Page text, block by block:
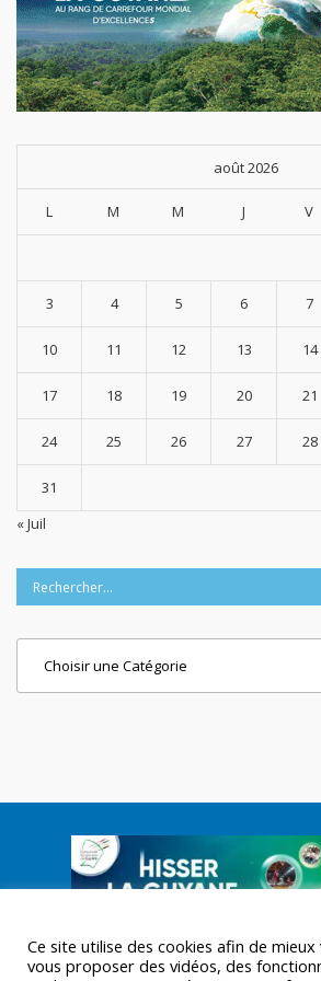
août 2026
L M M J V
3 4 5 6 7
10 11 12 13 14
17 18 19 20 21
24 25 26 27 28
31
« Juil
Ce site utilise des cookies afin de
vous proposer des vidéos, des